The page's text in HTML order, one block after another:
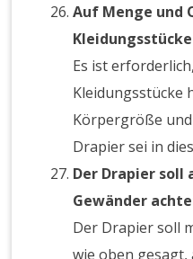
Auf Menge und
Es ist
Kleidungsstücke
Körpergröße
Drapier sei in
Der Drapier soll
Gewänder
Der Drapier soll
wie oben